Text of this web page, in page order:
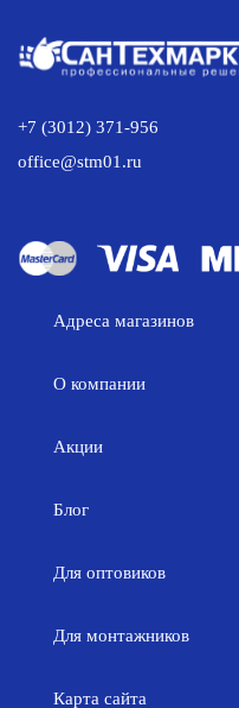
+7 (3012) 371-956
office@stm01.ru
Адреса магазинов
О компании
Акции
Блог
Для оптовиков
Для монтажников
Карта сайта